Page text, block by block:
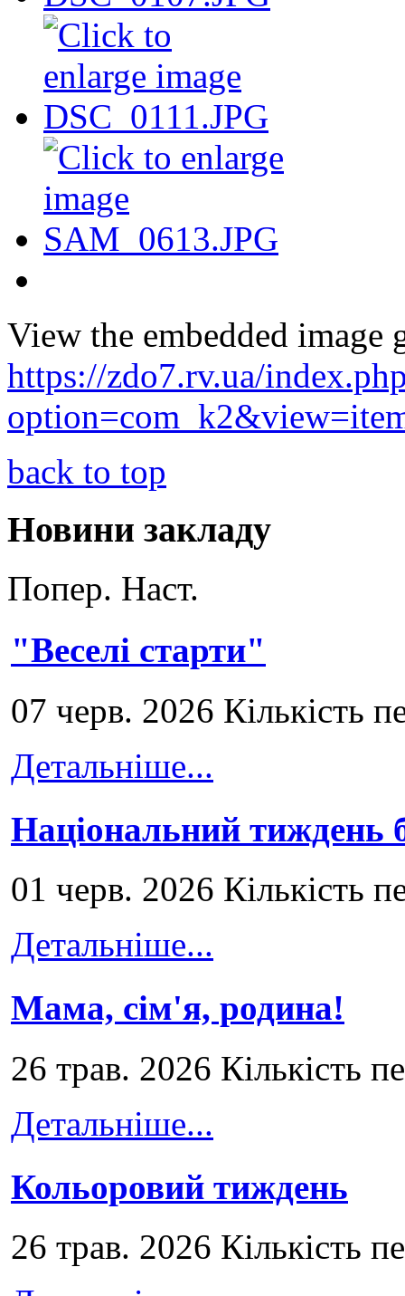
View the embedded image
https://zdo7.rv.ua/
back to top
Новини закладу
Попер. Наст.
"Веселі старти"
07 черв. 2026 Кількість
Детальніше...
Національний тиждень
01 черв. 2026 Кількість
Детальніше...
Мама, сім'я, родина!
26 трав. 2026 Кількість
Детальніше...
Кольоровий тиждень
26 трав. 2026 Кількість